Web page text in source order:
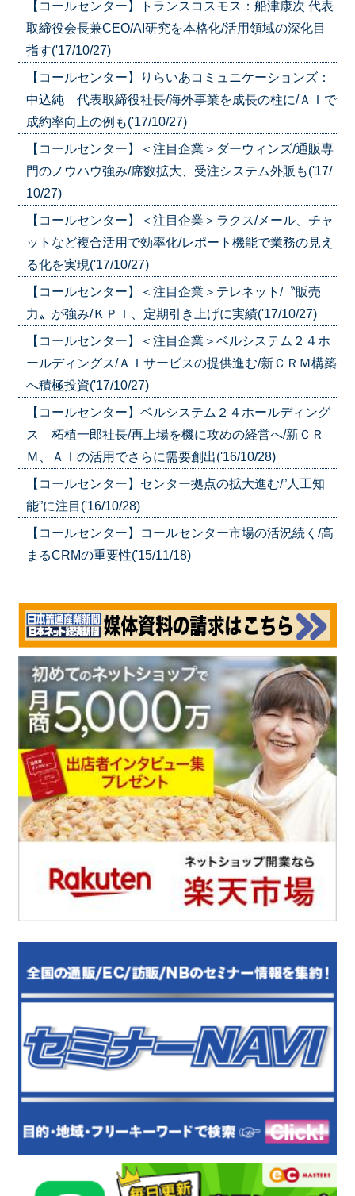
【コールセンター】トランスコスモス：船津康次 代表
取締役会長兼CEO/AI研究を本格化/活用領域の深化目
指す('17/10/27)
【コールセンター】りらいあコミュニケーションズ：
中込純 代表取締役社長/海外事業を成長の柱に/ＡＩで
成約率向上の例も('17/10/27)
【コールセンター】＜注目企業＞ダーウィンズ/通販専
門のノウハウ強み/席数拡大、受注システム外販も('17/
10/27)
【コールセンター】＜注目企業＞ラクス/メール、チャ
ットなど複合活用で効率化/レポート機能で業務の見え
る化を実現('17/10/27)
【コールセンター】＜注目企業＞テレネット/〝販売
力〟が強み/ＫＰＩ、定期引き上げに実績('17/10/27)
【コールセンター】＜注目企業＞ベルシステム２４ホ
ールディングス/ＡＩサービスの提供進む/新ＣＲＭ構築
へ積極投資('17/10/27)
【コールセンター】ベルシステム２４ホールディング
ス 柘植一郎社長/再上場を機に攻めの経営へ/新ＣＲ
Ｍ、ＡＩの活用でさらに需要創出('16/10/28)
【コールセンター】センター拠点の拡大進む/”人工知
能”に注目('16/10/28)
【コールセンター】コールセンター市場の活況続く/高
まるCRMの重要性('15/11/18)